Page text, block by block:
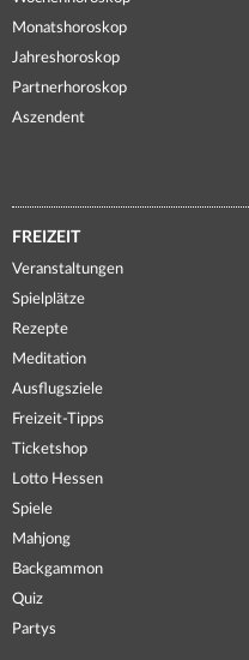
Monatshoroskop
Jahreshoroskop
Partnerhoroskop
Aszendent
FREIZEIT
Veranstaltungen
Spielplätze
Rezepte
Meditation
Ausflugsziele
Freizeit-Tipps
Ticketshop
Lotto Hessen
Spiele
Mahjong
Backgammon
Quiz
Partys